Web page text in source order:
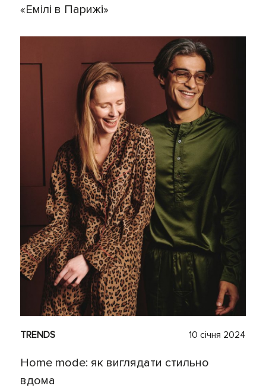
«Емілі в Парижі»
TRENDS 10 січня 2024
Home mode: як виглядати стильно
вдома